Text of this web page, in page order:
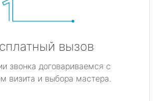
вызов
звонка договариваемся с
визита и выбора мастера.